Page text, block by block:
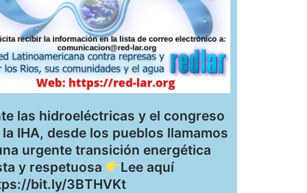
las hidroeléctricas y el congreso
la IHA, desde los pueblos llamamos
urgente transición energética
y respetuosa
Lee aquí
bit.ly/3BTHVKt